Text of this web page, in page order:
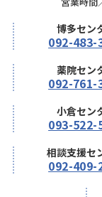
博多セン
092-483-
薬院セン
092-761-
小倉セン
093-522-
相談支援セ
092-409-